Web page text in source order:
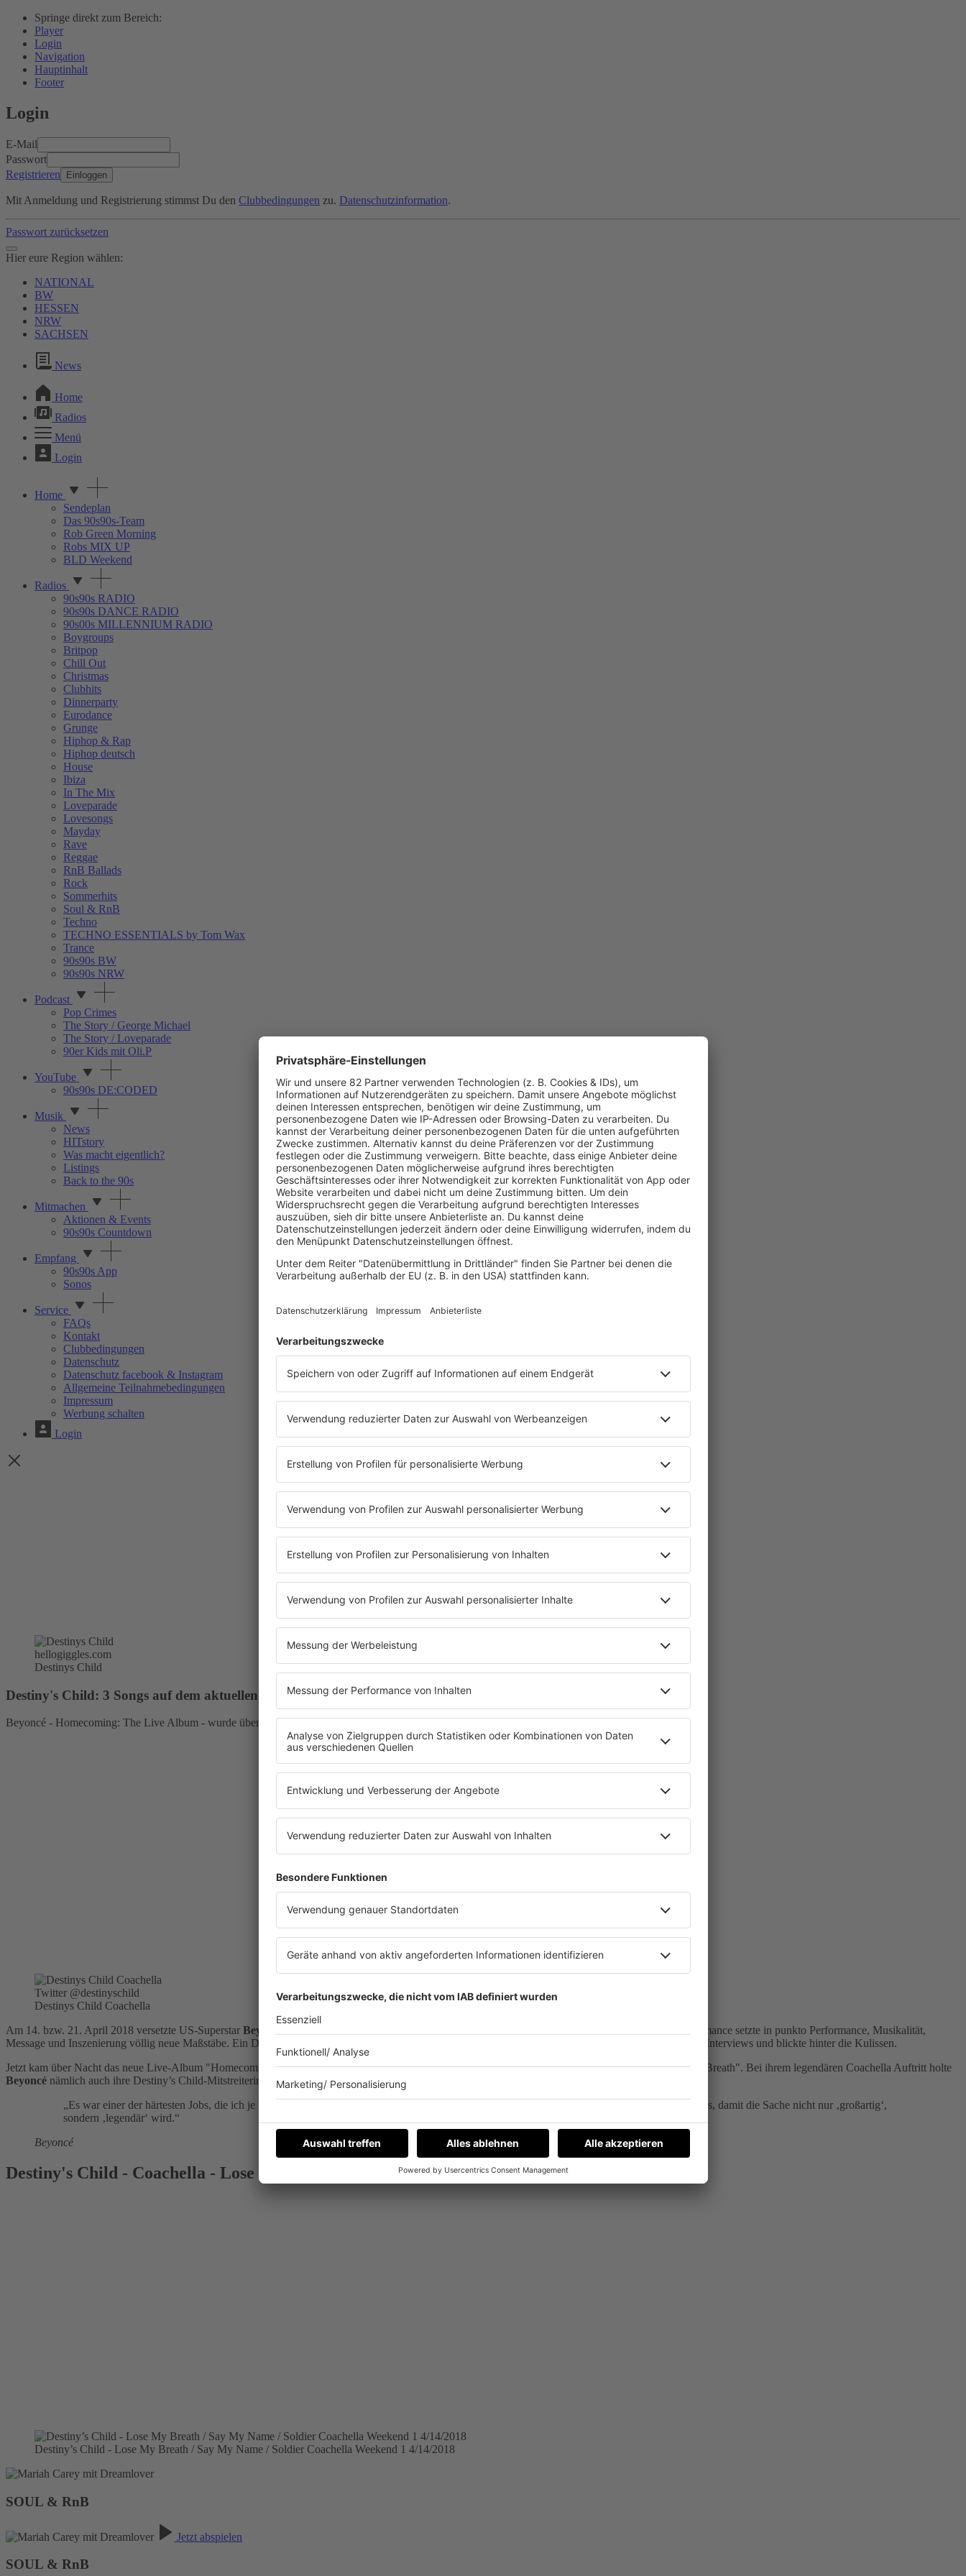
Springe direkt zum Bereich:
Player
Login
Navigation
Hauptinhalt
Footer
Login
E-Mail
Passwort
Registrieren
Einloggen
Mit Anmeldung und Registrierung stimmst Du den Clubbedingungen zu. Datenschutzinformation.
Passwort zurücksetzen
Hier eure Region wählen:
NATIONAL
BW
HESSEN
NRW
SACHSEN
News
Home
Radios
Menü
Login
Home
Sendeplan
Das 90s90s-Team
Rob Green Morning
Robs MIX UP
BLD Weekend
Radios
90s90s RADIO
90s90s DANCE RADIO
90s00s MILLENNIUM RADIO
Boygroups
Britpop
Chill Out
Christmas
Clubhits
Dinnerparty
Eurodance
Grunge
Hiphop & Rap
Hiphop deutsch
House
Ibiza
In The Mix
Loveparade
Lovesongs
Mayday
Rave
Reggae
RnB Ballads
Rock
Sommerhits
Soul & RnB
Techno
TECHNO ESSENTIALS by Tom Wax
Trance
90s90s BW
90s90s NRW
Podcast
Pop Crimes
The Story / George Michael
The Story / Loveparade
90er Kids mit Oli.P
YouTube
90s90s DE:CODED
Musik
News
HITstory
Was macht eigentlich?
Listings
Back to the 90s
Mitmachen
Aktionen & Events
90s90s Countdown
Empfang
90s90s App
Sonos
Service
FAQs
Kontakt
Clubbedingungen
Datenschutz
Datenschutz facebook & Instagram
Allgemeine Teilnahmebedingungen
Impressum
Werbung schalten
Login
hellogiggles.com
Destinys Child
Destiny's Child: 3 Songs auf dem aktuellen Beyoncé Album
Beyoncé - Homecoming: The Live Album - wurde überraschenderweise über Nacht veröffentlicht, pünktlich zum Start der Beyoncé Doku.
Twitter @destinyschild
Destinys Child Coachella
Am 14. bzw. 21. April 2018 versetzte US-Superstar Beyoncé
die (Musik-)Welt in Staunen, Begeisterung und Euphorie. Ihre „Coachella“-Headline-Performance setzte in punkto Performance, Musikalität,
Message und Inszenierung völlig neue Maßstäbe. Ein Dokumentarteam von Netflix begleitete acht Monate lang die Vorbereitungen und die Shows, führte Interviews und blickte hinter die Kulissen.
Jetzt kam über Nacht das neue Live-Album "Homecoming" auf den Markt. Darauf finden sich auch die Songs "Say My Name", "Soldier" und "Lose My Breath". Bei ihrem legendären Coachella Auftritt holte
Beyoncé nämlich auch ihre Destiny’s Child-MitstreiterinnenKelly RowlandundMichelle Williams
Es war einer der härtesten Jobs, die ich je übernommen habe, doch ich wusste, dass ich mich selbst und mein Team immer weiter pushen muss, damit die Sache nicht nur ‚großartig‘,
sondern ‚legendär‘ wird.
Beyoncé
Destiny's Child - Coachella - Lose My Breath / Say My Name / Soldier
Destiny’s Child - Lose My Breath / Say My Name / Soldier Coachella Weekend 1 4/14/2018
SOUL & RnB
Jetzt abspielen
SOUL & RnB